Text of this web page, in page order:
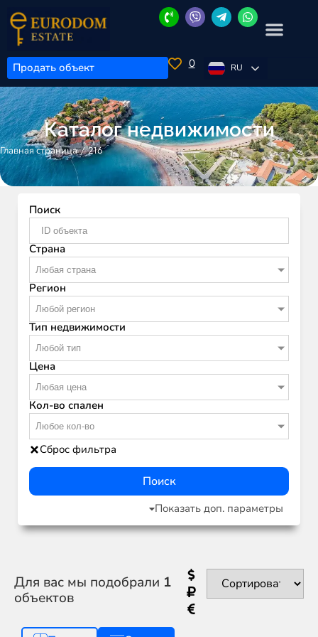
Продать объект 0 RU
Каталог недвижимости
Главная страница/216
Поиск
Страна
Любая страна
Регион
Любой регион
Тип недвижимости
Любой тип
Цена
Любая цена
Кол-во спален
Любое кол-во
Сброс фильтра
Поиск
Показать доп. параметры
Для вас мы подобрали 1
объектов